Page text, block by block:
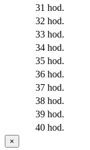
31 hod.
32 hod.
33 hod.
34 hod.
35 hod.
36 hod.
37 hod.
38 hod.
39 hod.
40 hod.
×